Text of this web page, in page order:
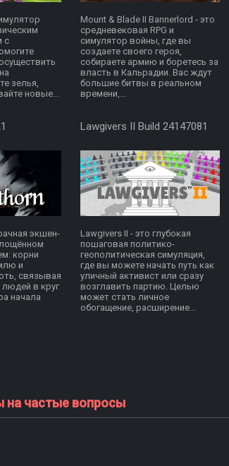
с
зелья,
новые...
Mount & Blade II Bannerlord - это
средневековая RPG и
симулятор войны, где вы
создаете своего героя,
собираете армию и боретесь за
власть в Кальрадии. Вас ждут
большие битвы в реальном
времени,...
экшен-
корни
и
связывая
в круг
начала
Lawgivers II Build 24147081
Lawgivers II - это глубокая
пошаговая политико-
геополитическая симуляция,
где вы можете начать путь как
уличный активист или сразу
возглавить партию. Целью
может стать личное
обогащение, расширение...
на частые вопросы